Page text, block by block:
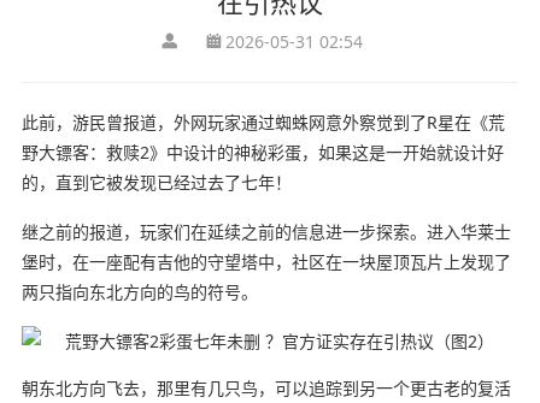
2026-05-31 02:54
此前，游民曾报道，外网玩家通过蜘蛛网意外察觉到了R星在《荒
野大镖客：救赎2》中设计的神秘彩蛋，如果这是一开始就设计好
的，直到它被发现已经过去了七年！
继之前的报道，玩家们在延续之前的信息进一步探索。进入华莱士
堡时，在一座配有吉他的守望塔中，社区在一块屋顶瓦片上发现了
两只指向东北方向的鸟的符号。
朝东北方向飞去，那里有几只鸟，可以追踪到另一个更古老的复活